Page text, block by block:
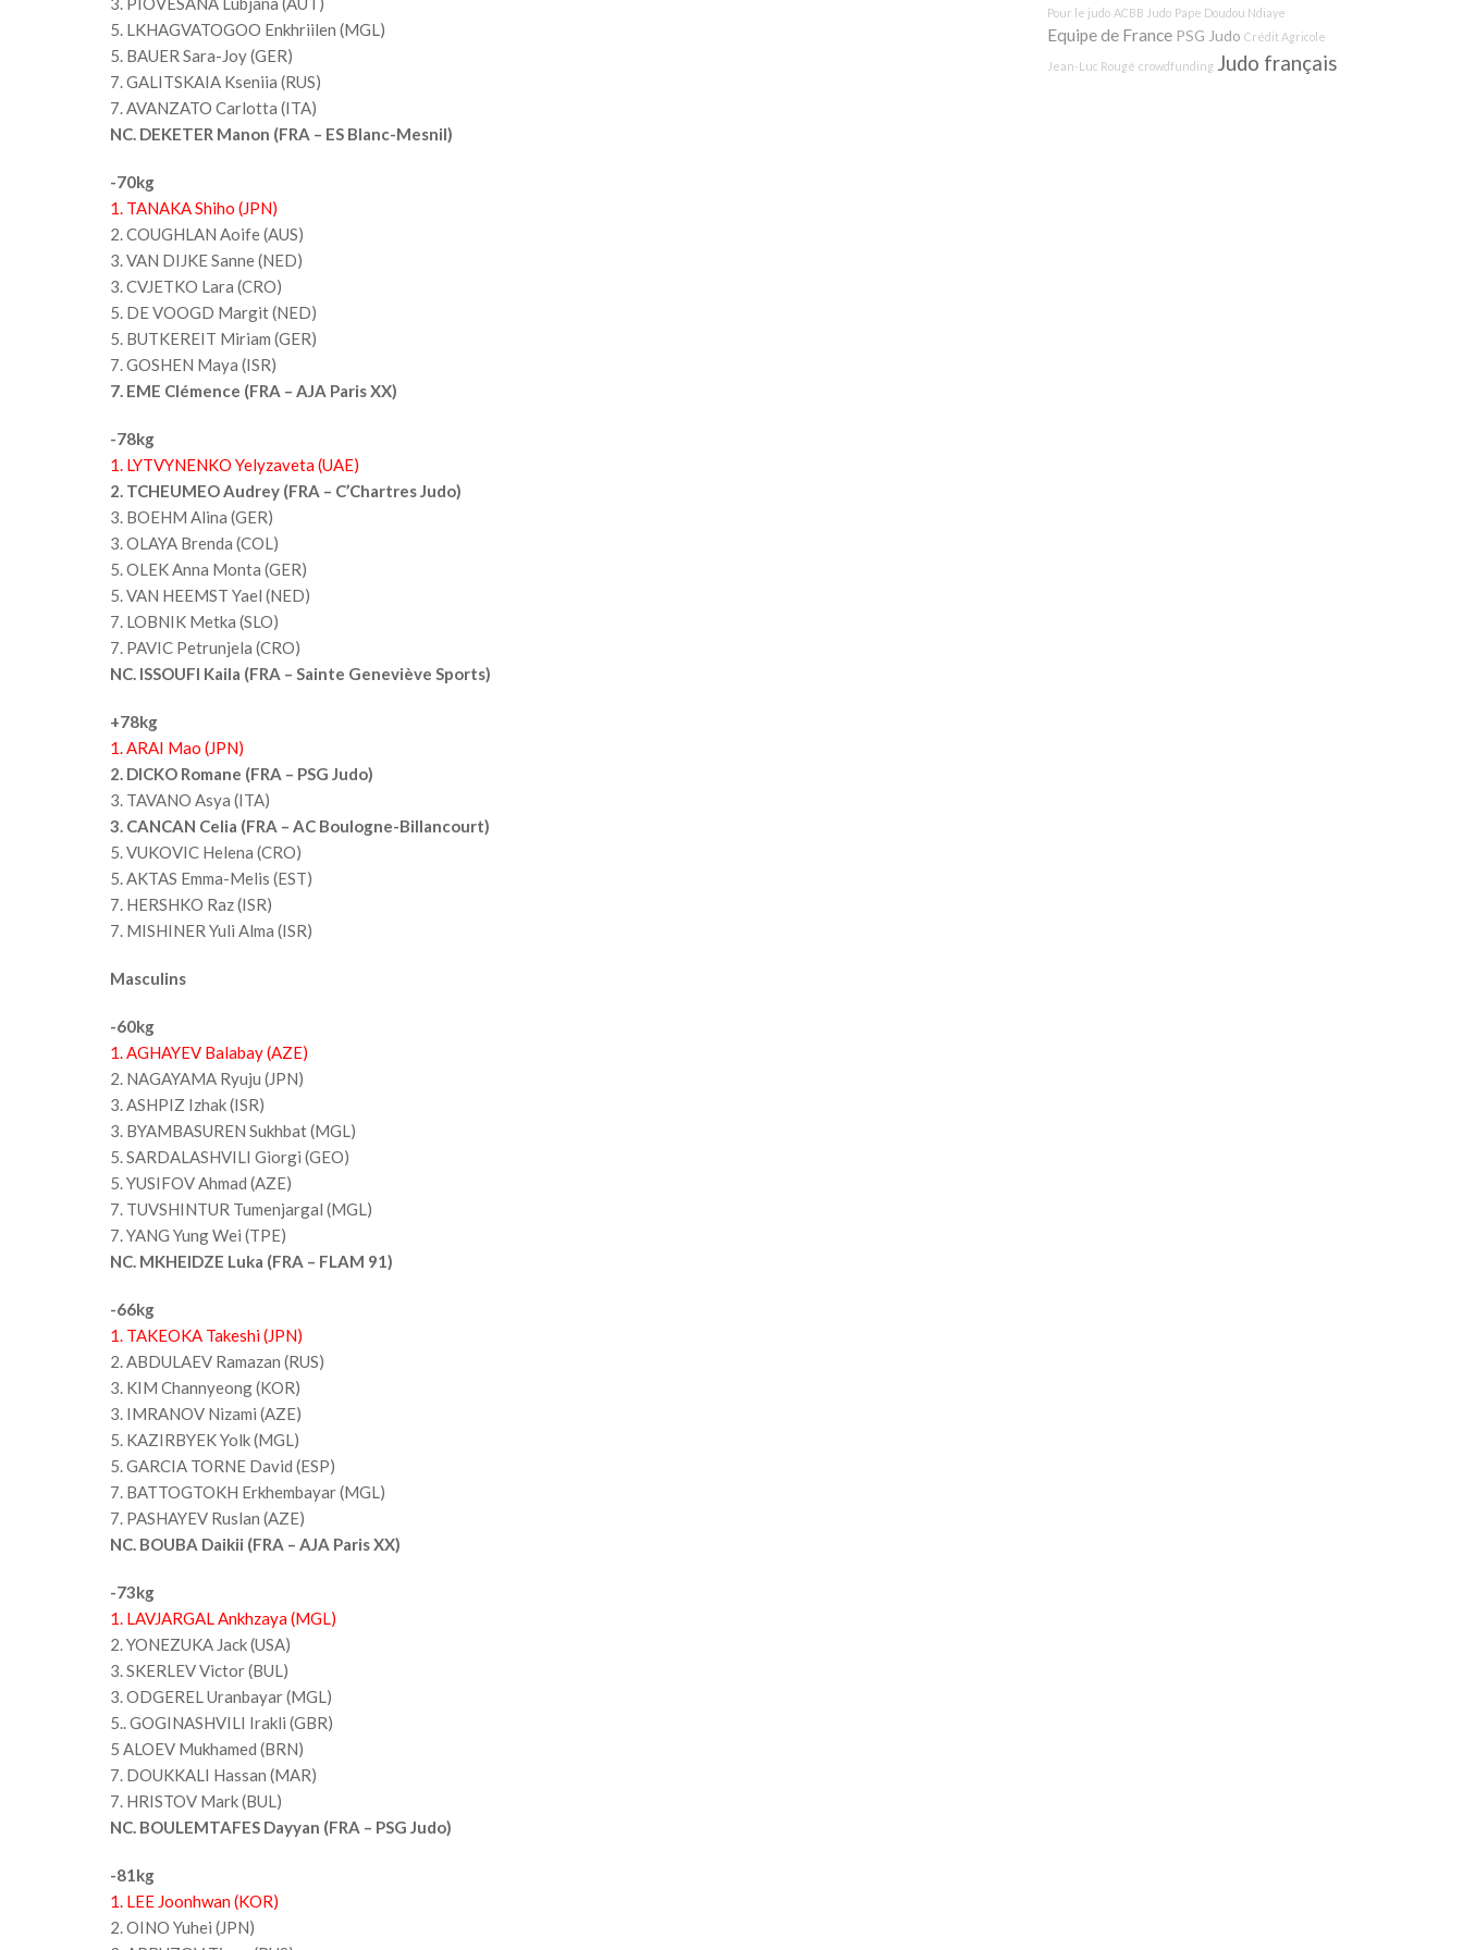
5. LKHAGVATOGOO Enkhriilen (MGL)
5. BAUER Sara-Joy (GER)
7. GALITSKAIA Kseniia (RUS)
7. AVANZATO Carlotta (ITA)
NC. DEKETER Manon (FRA – ES Blanc-Mesnil)
-70kg
1. TANAKA Shiho (JPN)
2. COUGHLAN Aoife (AUS)
3. VAN DIJKE Sanne (NED)
3. CVJETKO Lara (CRO)
5. DE VOOGD Margit (NED)
5. BUTKEREIT Miriam (GER)
7. GOSHEN Maya (ISR)
7. EME Clémence (FRA – AJA Paris XX)
-78kg
1. LYTVYNENKO Yelyzaveta (UAE)
2. TCHEUMEO Audrey (FRA – C’Chartres Judo)
3. BOEHM Alina (GER)
3. OLAYA Brenda (COL)
5. OLEK Anna Monta (GER)
5. VAN HEEMST Yael (NED)
7. LOBNIK Metka (SLO)
7. PAVIC Petrunjela (CRO)
NC. ISSOUFI Kaila (FRA – Sainte Geneviève Sports)
+78kg
1. ARAI Mao (JPN)
2. DICKO Romane (FRA – PSG Judo)
3. TAVANO Asya (ITA)
3. CANCAN Celia (FRA – AC Boulogne-Billancourt)
5. VUKOVIC Helena (CRO)
5. AKTAS Emma-Melis (EST)
7. HERSHKO Raz (ISR)
7. MISHINER Yuli Alma (ISR)
Masculins
-60kg
1. AGHAYEV Balabay (AZE)
2. NAGAYAMA Ryuju (JPN)
3. ASHPIZ Izhak (ISR)
3. BYAMBASUREN Sukhbat (MGL)
5. SARDALASHVILI Giorgi (GEO)
5. YUSIFOV Ahmad (AZE)
7. TUVSHINTUR Tumenjargal (MGL)
7. YANG Yung Wei (TPE)
NC. MKHEIDZE Luka (FRA – FLAM 91)
-66kg
1. TAKEOKA Takeshi (JPN)
2. ABDULAEV Ramazan (RUS)
3. KIM Channyeong (KOR)
3. IMRANOV Nizami (AZE)
5. KAZIRBYEK Yolk (MGL)
5. GARCIA TORNE David (ESP)
7. BATTOGTOKH Erkhembayar (MGL)
7. PASHAYEV Ruslan (AZE)
NC. BOUBA Daikii (FRA – AJA Paris XX)
-73kg
1. LAVJARGAL Ankhzaya (MGL)
2. YONEZUKA Jack (USA)
3. SKERLEV Victor (BUL)
3. ODGEREL Uranbayar (MGL)
5.. GOGINASHVILI Irakli (GBR)
5 ALOEV Mukhamed (BRN)
7. DOUKKALI Hassan (MAR)
7. HRISTOV Mark (BUL)
NC. BOULEMTAFES Dayyan (FRA – PSG Judo)
-81kg
1. LEE Joonhwan (KOR)
2. OINO Yuhei (JPN)
Pour le judo ACBB Judo Pape Doudou Ndiaye
Equipe de France PSG Judo Crédit Agricole
Jean-Luc Rougé crowdfunding Judo français